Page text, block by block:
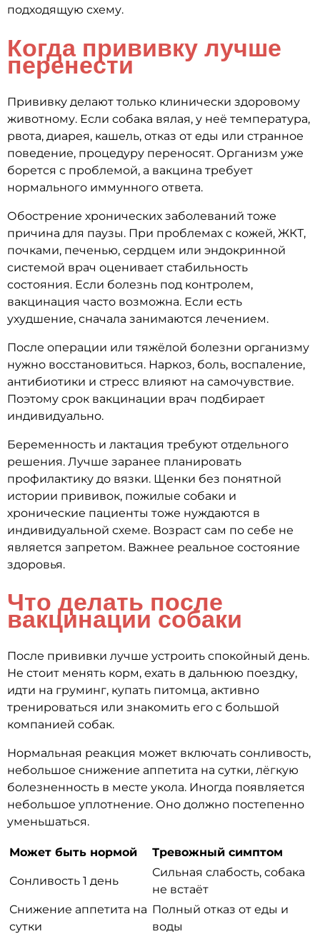
подходящую схему.
Когда прививку лучше
перенести
Прививку делают только клинически здоровому
животному. Если собака вялая, у неё температура,
рвота, диарея, кашель, отказ от еды или странное
поведение, процедуру переносят. Организм уже
борется с проблемой, а вакцина требует
нормального иммунного ответа.
Обострение хронических заболеваний тоже
причина для паузы. При проблемах с кожей, ЖКТ,
почками, печенью, сердцем или эндокринной
системой врач оценивает стабильность
состояния. Если болезнь под контролем,
вакцинация часто возможна. Если есть
ухудшение, сначала занимаются лечением.
После операции или тяжёлой болезни организму
нужно восстановиться. Наркоз, боль, воспаление,
антибиотики и стресс влияют на самочувствие.
Поэтому срок вакцинации врач подбирает
индивидуально.
Беременность и лактация требуют отдельного
решения. Лучше заранее планировать
профилактику до вязки. Щенки без понятной
истории прививок, пожилые собаки и
хронические пациенты тоже нуждаются в
индивидуальной схеме. Возраст сам по себе не
является запретом. Важнее реальное состояние
здоровья.
Что делать после
вакцинации собаки
После прививки лучше устроить спокойный день.
Не стоит менять корм, ехать в дальнюю поездку,
идти на груминг, купать питомца, активно
тренироваться или знакомить его с большой
компанией собак.
Нормальная реакция может включать сонливость,
небольшое снижение аппетита на сутки, лёгкую
болезненность в месте укола. Иногда появляется
небольшое уплотнение. Оно должно постепенно
уменьшаться.
Может быть нормой Тревожный симптом
Сонливость 1 день
Сильная слабость, собака
не встаёт
Снижение аппетита на
сутки
Полный отказ от еды и
воды